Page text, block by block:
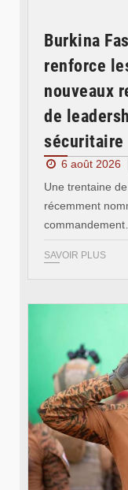
Burkina
renforce
nouveaux
de
sécuritaire
6 août 2026
Une trentaine
récemment
SAVOIR PLUS